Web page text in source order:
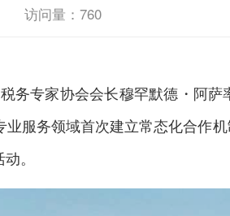
访问量：760
专家协会会长穆罕默德・阿萨
服务领域首次建立常态化合作
。